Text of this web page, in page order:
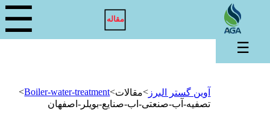
مقاله ☰
آوین گستر البرز >مقالات>
Boiler-water-treatment
>
تصفیه-آب-صنعتی-اب-صنایع-بویلر-اصفهان
☰